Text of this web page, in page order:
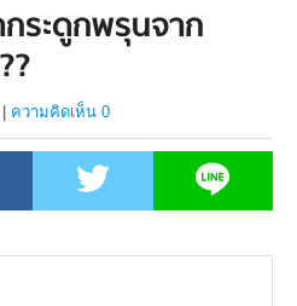
ระดูกพรุนจาก
ความคิดเห็น 0